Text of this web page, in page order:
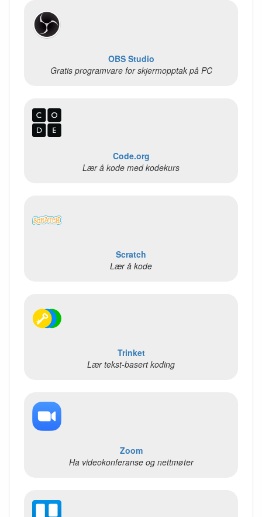
OBS Studio
Gratis programvare for skjermopptak på PC
Code.org
Lær å kode med kodekurs
Scratch
Lær å kode
Trinket
Lær tekst-basert koding
Zoom
Ha videokonferanse og nettmøter